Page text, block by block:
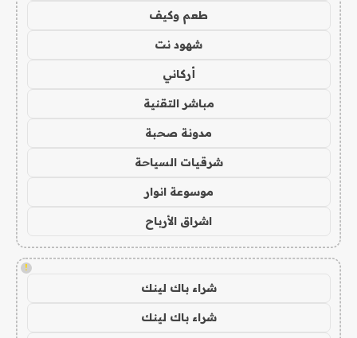
طعم وكيف
شهود نت
أركاني
مباشر التقنية
مدونة صحبة
شرقيات السياحة
موسوعة انوار
اشراق الأرباح
!
شراء باك لينك
شراء باك لينك